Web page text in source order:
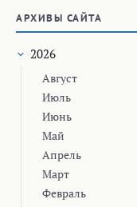
АРХИВЫ САЙТА
2026
Август
Июль
Июнь
Май
Апрель
Март
Февраль